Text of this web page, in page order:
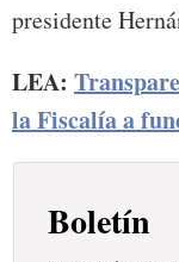
presidente
LEA:
la Fiscalía a
Boletín